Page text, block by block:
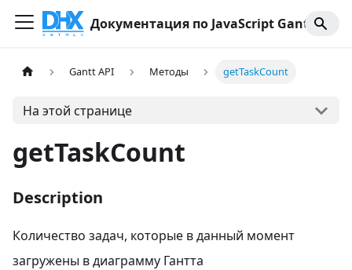
Документация по JavaScript Gantt
Gantt API Методы getTaskCount
На этой странице
getTaskCount
Description
Количество задач, которые в данный момент
загружены в диаграмму Гантта